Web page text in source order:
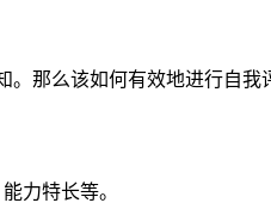
。 那么该如何有效地进行自我
力特长等。